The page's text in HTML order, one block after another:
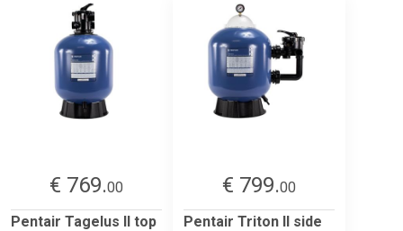
€ 769.00
Pentair Tagelus II top
€ 799.00
Pentair Triton II side